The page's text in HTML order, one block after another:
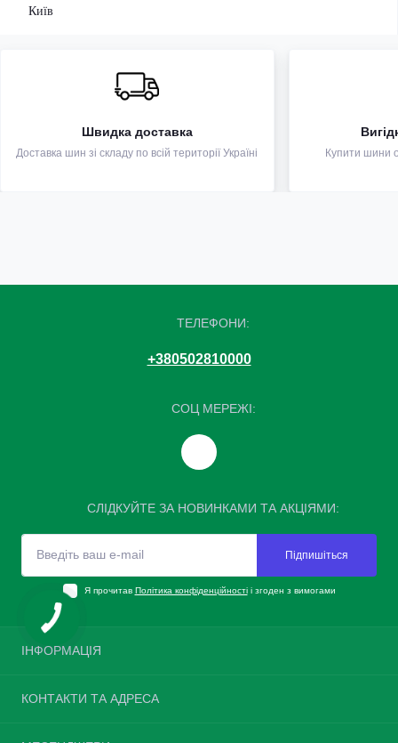
Київ
Швидка доставка
Доставка шин зі складу по всій території Україні Купити шини
ТЕЛЕФОНИ:
+380502810000
СОЦ МЕРЕЖІ:
СЛІДКУЙТЕ ЗА НОВИНКАМИ ТА АКЦІЯМИ:
Підпишіться
Я прочитав Політика конфіденційностіі згоден з вимогами
ІНФОРМАЦІЯ
Про нас
КОНТАКТИ ТА АДРЕСА